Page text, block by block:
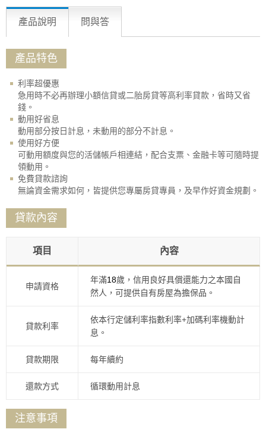
產品說明 問與答
產品特色
利率超優惠
急用時不必再辦理小額信貸或二胎房貸等高利率貸款，省時又省
錢。
動用好省息
動用部分按日計息，未動用的部分不計息。
使用好方便
可動用額度與您的活儲帳戶相連結，配合支票、金融卡等可隨時提
領動用。
免費貸款諮詢
無論資金需求如何，皆提供您專屬房貸專員，及早作好資金規劃。
貸款內容
項目 內容
申請資格
年滿18歲，信用良好具償還能力之本國自
然人，可提供自有房屋為擔保品。
貸款利率
依本行定儲利率指數利率+加碼利率機動計
息。
貸款期限 每年續約
還款方式 循環動用計息
注意事項